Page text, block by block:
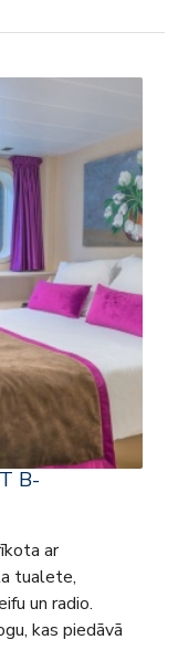
B-
ar
tualete,
un radio.
kas piedāvā